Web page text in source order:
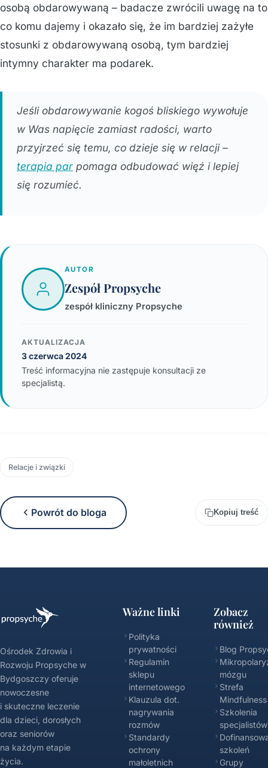
osobą obdarowywaną – badacze zwrócili uwagę na to
co komu dajemy i okazało się, że im bardziej zażyłe
stosunki z obdarowywaną osobą, tym bardziej
intymny charakter ma podarek.
Jeśli obdarowywanie kogoś bliskiego wywołuje
w Was napięcie zamiast radości, warto
przyjrzeć się temu, co dzieje się w relacji –
terapia par pomaga odbudować więź i lepiej
się rozumieć.
AUTOR
Zespół Propsyche
zespół kliniczny Propsyche
AKTUALIZACJA
3 czerwca 2024
Treść informacyjna nie zastępuje konsultacji ze
specjalistą.
Relacje i związki
Powrót do bloga Kopiuj treść
Ośrodek Zdrowia i
Rozwoju Propsyche w
Bydgoszczy oferuje
nowoczesne
i skuteczne leczenie
dla dzieci, dorosłych
oraz seniorów
na każdym etapie
życia.
Ważne linki
Polityka
prywatności
Regulamin
sklepu
internetowego
Klauzula dot.
nagrywania
rozmów
Standardy
ochrony
małoletnich
Zobacz
również
Blog
mózgu
Strefa
Mindfulness
Szkolenia
specjalistów
szkoleń
Grupy